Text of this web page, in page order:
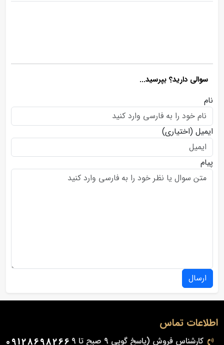
سوالی دارید؟ بپرسید...
نام
ایمیل (اختیاری)
پیام
ارسال
اطلاعات تماس
کارشناس فروش (پاسخ گویی 9 صبح تا 9 09128698266